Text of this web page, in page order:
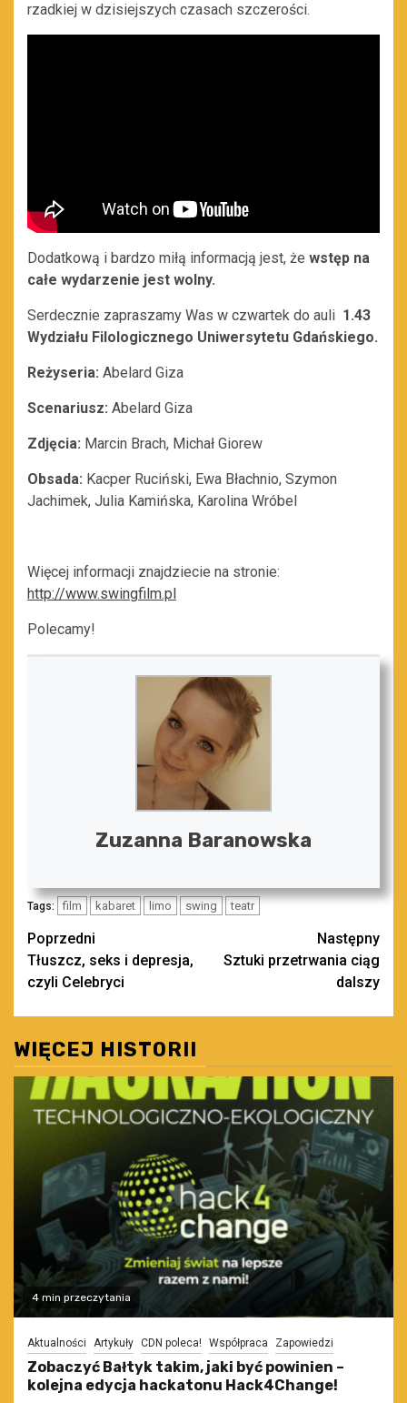
rzadkiej w dzisiejszych czasach szczerości.
Dodatkową i bardzo miłą informacją jest, że wstęp na
całe wydarzenie jest wolny.
Serdecznie zapraszamy Was w czwartek do auli 1.43
Wydziału Filologicznego Uniwersytetu Gdańskiego.
Reżyseria: Abelard Giza
Scenariusz: Abelard Giza
Zdjęcia: Marcin Brach, Michał Giorew
Obsada: Kacper Ruciński, Ewa Błachnio, Szymon
Jachimek, Julia Kamińska, Karolina Wróbel
Więcej informacji znajdziecie na stronie:
http://www.swingfilm.pl
Polecamy!
Zuzanna Baranowska
Tags: film kabaret limo swing teatr
Zobacz
wpisy
Poprzedni
Tłuszcz, seks i depresja,
czyli Celebryci
Następny
Sztuki przetrwania ciąg
dalszy
WIĘCEJ HISTORII
4 min przeczytania
Aktualności Artykuły CDN poleca! Współpraca Zapowiedzi
Zobaczyć Bałtyk takim, jaki być powinien –
kolejna edycja hackatonu Hack4Change!